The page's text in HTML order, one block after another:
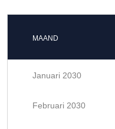
MAAND
Januari 2030
Februari 2030